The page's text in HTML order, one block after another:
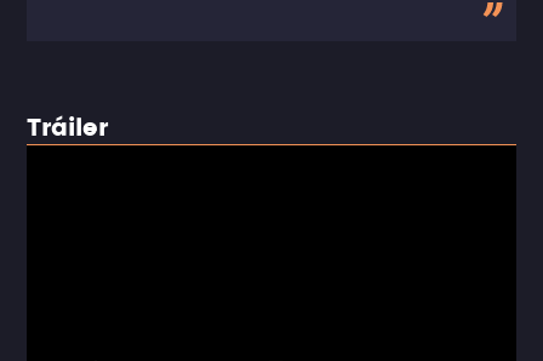
Tráiler